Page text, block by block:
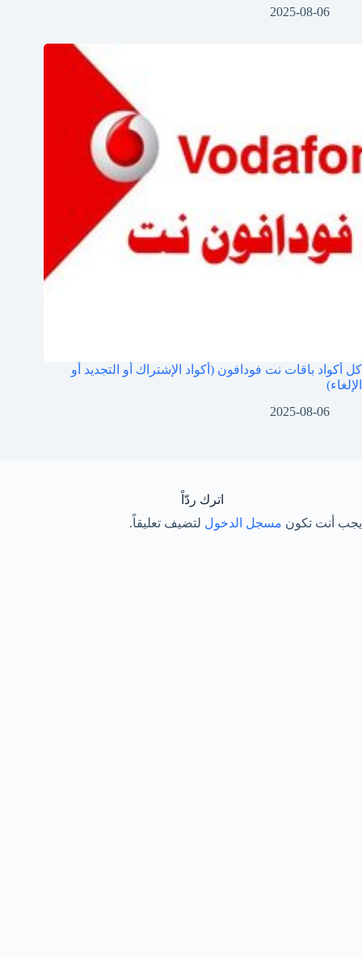
2025-08-06
كل أكواد باقات نت فودافون (أكواد الإشتراك أو التجديد أو
الإلغاء)
2025-08-06
اترك ردّاً
يجب أنت تكون مسجل الدخول لتضيف تعليقاً.